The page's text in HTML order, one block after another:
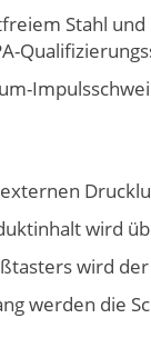
Stahl
wird
wird
werden die